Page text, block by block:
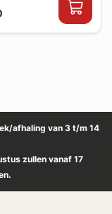
afhaling van 3 t/m 14
zullen vanaf 17